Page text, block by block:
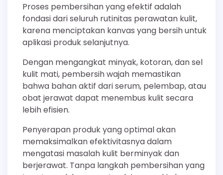
Proses pembersihan yang efektif adalah
fondasi dari seluruh rutinitas perawatan kulit,
karena menciptakan kanvas yang bersih untuk
aplikasi produk selanjutnya.
Dengan mengangkat minyak, kotoran, dan sel
kulit mati, pembersih wajah memastikan
bahwa bahan aktif dari serum, pelembap, atau
obat jerawat dapat menembus kulit secara
lebih efisien.
Penyerapan produk yang optimal akan
memaksimalkan efektivitasnya dalam
mengatasi masalah kulit berminyak dan
berjerawat. Tanpa langkah pembersihan yang